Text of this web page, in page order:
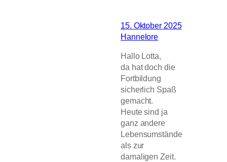
15. Oktober 2025
Hannelore
Hallo Lotta,
da hat doch die
Fortbildung
sicherlich Spaß
gemacht.
Heute sind ja
ganz andere
Lebensumstände
als zur
damaligen Zeit.